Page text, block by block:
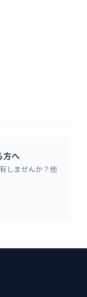
方へ
しませんか？他